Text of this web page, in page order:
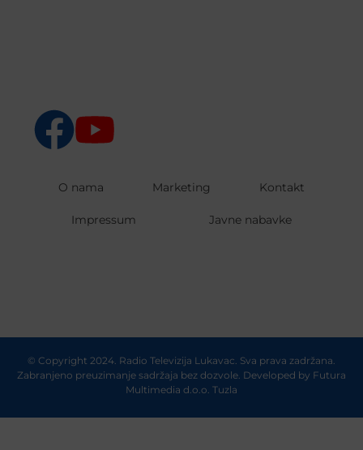
O nama Marketing Kontakt
Impressum Javne nabavke
© Copyright 2024. Radio Televizija Lukavac. Sva prava zadržana.
Zabranjeno preuzimanje sadržaja bez dozvole. Developed by Futura
Multimedia d.o.o. Tuzla